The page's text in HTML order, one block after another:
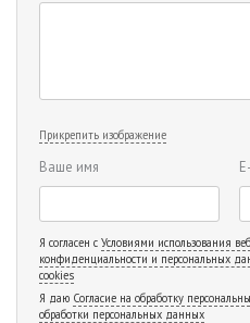
Прикрепить изображение
Ваше имя
Я согласен с Условиями использования
конфиденциальности и персональных
cookies
Я даю Согласие на обработку
обработки персональных данных